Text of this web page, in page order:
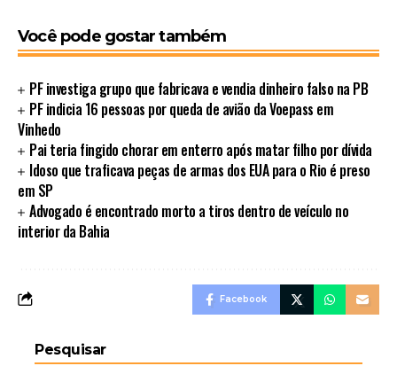
Você pode gostar também
PF investiga grupo que fabricava e vendia dinheiro falso na PB
PF indicia 16 pessoas por queda de avião da Voepass em
Vinhedo
Pai teria fingido chorar em enterro após matar filho por dívida
Idoso que traficava peças de armas dos EUA para o Rio é preso
em SP
Advogado é encontrado morto a tiros dentro de veículo no
interior da Bahia
Facebook
Pesquisar